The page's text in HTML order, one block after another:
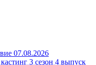
07.08.2026
3 сезон 4 выпуск